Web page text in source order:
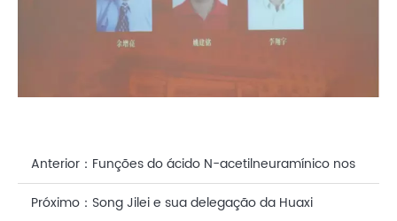
Anterior： Funções do ácido N-acetilneuramínico nos
cuidados faciais
Próximo： Song Jilei e sua delegação da Huaxi